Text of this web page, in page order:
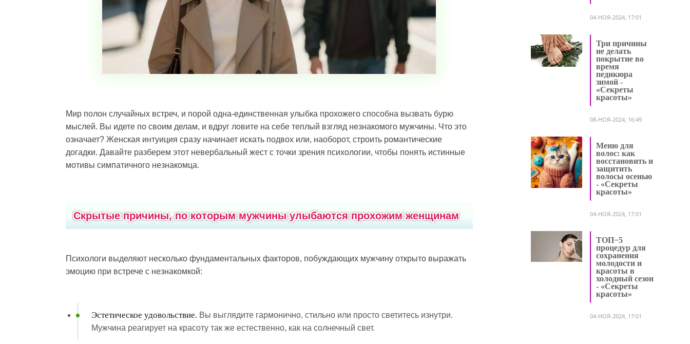
Мир полон случайных встреч, и порой одна-единственная улыбка прохожего способна вызвать бурю
мыслей. Вы идете по своим делам, и вдруг ловите на себе теплый взгляд незнакомого мужчины. Что это
означает? Женская интуиция сразу начинает искать подвох или, наоборот, строить романтические
догадки. Давайте разберем этот невербальный жест с точки зрения психологии, чтобы понять истинные
мотивы симпатичного незнакомца.
Скрытые причины, по которым мужчины улыбаются прохожим женщинам
Психологи выделяют несколько фундаментальных факторов, побуждающих мужчину открыто выражать
эмоцию при встрече с незнакомкой:
Эстетическое удовольствие. Вы выглядите гармонично, стильно или просто светитесь изнутри.
Мужчина реагирует на красоту так же естественно, как на солнечный свет.
04-НОЯ-2024, 17:01
Три причины
не делать
покрытие во
время
педикюра
зимой -
«Секреты
красоты»
08-НОЯ-2024, 16:49
Меню для
волос: как
восстановить и
защитить
волосы осенью
- «Секреты
красоты»
04-НОЯ-2024, 17:01
ТОП−5
процедур для
сохранения
молодости и
красоты в
холодный сезон
- «Секреты
красоты»
04-НОЯ-2024, 17:01